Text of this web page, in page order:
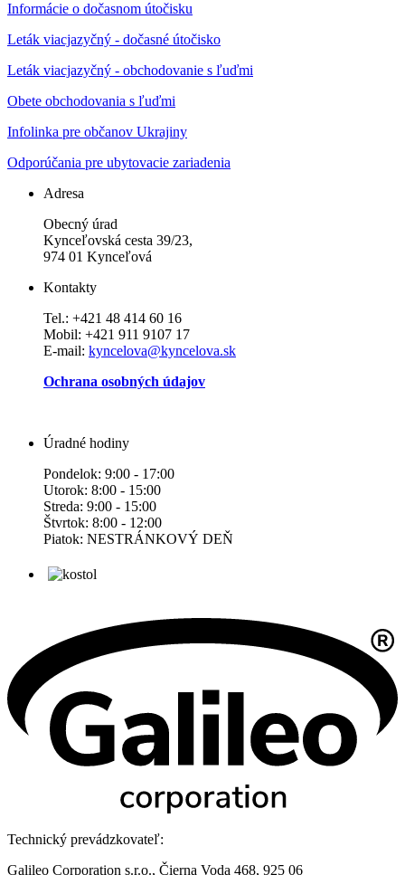
Informácie o dočasnom útočisku
Leták viacjazyčný - dočasné útočisko
Leták viacjazyčný - obchodovanie s ľuďmi
Obete obchodovania s ľuďmi
Infolinka pre občanov Ukrajiny
Odporúčania pre ubytovacie zariadenia
Adresa
Obecný úrad
Kynceľovská cesta 39/23,
974 01 Kynceľová
Kontakty
Tel.: +421 48 414 60 16
Mobil: +421 911 9107 17
E-mail: kyncelova@kyncelova.sk
Ochrana osobných údajov
Úradné hodiny
Pondelok: 9:00 - 17:00
Utorok: 8:00 - 15:00
Streda: 9:00 - 15:00
Štvrtok: 8:00 - 12:00
Piatok: NESTRÁNKOVÝ DEŇ
Technický prevádzkovateľ:
Galileo Corporation s.r.o., Čierna Voda 468, 925 06